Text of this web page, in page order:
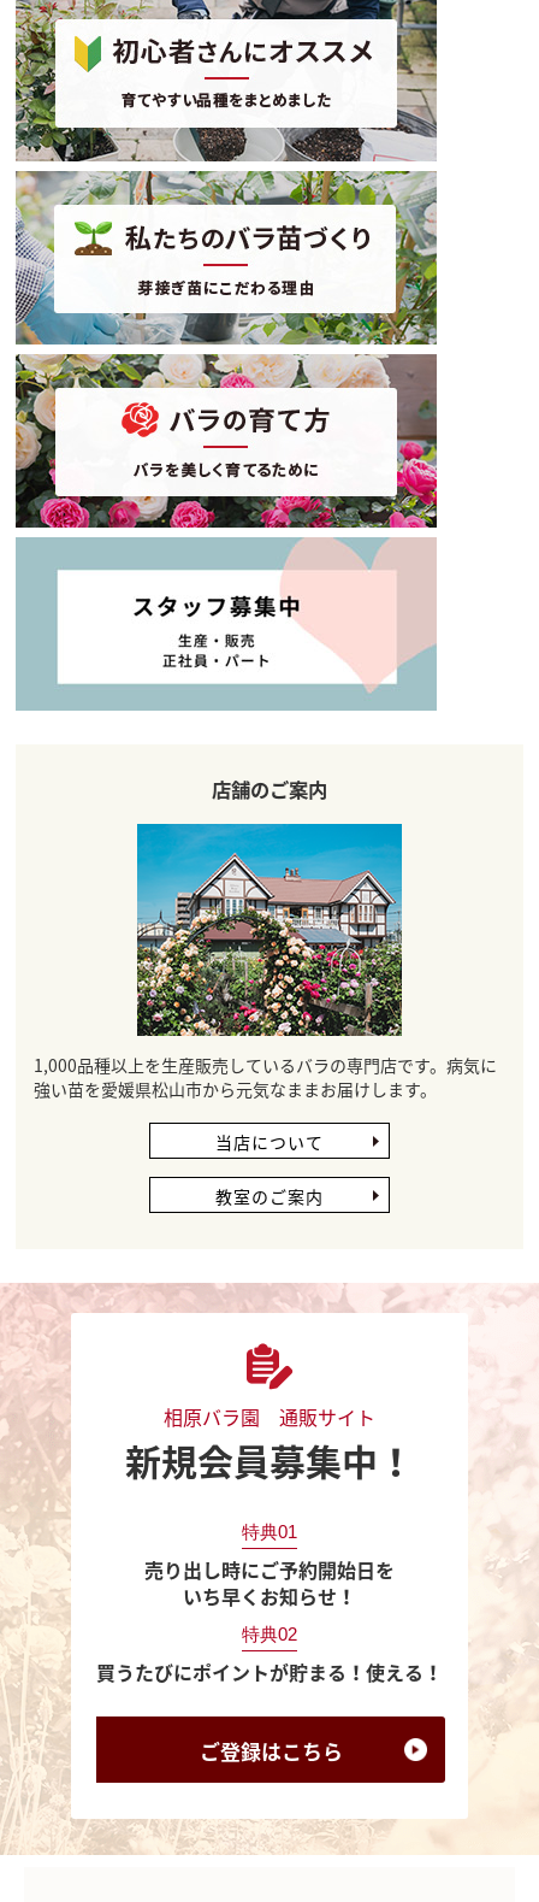
店舗のご案内
1,000品種以上を生産販売しているバラの専門店です。病気に
強い苗を愛媛県松山市から元気なままお届けします。
当店について
教室のご案内
相原バラ園 通販サイト
新規会員募集中！
特典01
売り出し時にご予約開始日を
いち早くお知らせ！
特典02
買うたびにポイントが貯まる！使える！
ご登録はこちら